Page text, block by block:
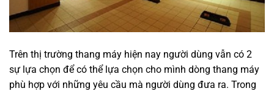
Trên thị trường thang máy hiện nay người dùng vẫn có 2
sự lựa chọn để có thể lựa chọn cho mình dòng thang máy
phù hợp với những yêu cầu mà người dùng đưa ra. Trong